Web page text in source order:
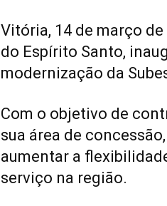
Vitória, 14 de março
do Espírito Santo,
modernização da
Com o objetivo de
sua área de
aumentar a
serviço na região.